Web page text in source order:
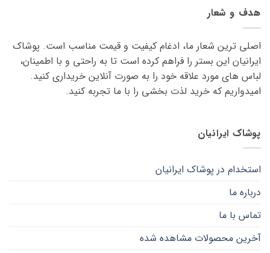
انواع
مختلفی
می
باشد.
گزینه
ها
ممکن
است
محصول
انتخاب
باشد.
گزینه
ممکن
است
هدف و شعار
اصلی ترین شعار ما، ادغام کیفیت و قیمت مناسب است. پوشاک
ایرانیان این بستر را فراهم کرده است تا به راحتی و با اطمینان،
لباس های مورد علاقه ‌خود را به صورت آنلاین خریداری کنید.
امیدواریم که خرید لذت ‌بخشی را با ما تجربه کنید.
پوشاک ایرانیان
استخدام در پوشاک ایرانیان
درباره ما
تماس با ما
آخرین محصولات مشاهده شده